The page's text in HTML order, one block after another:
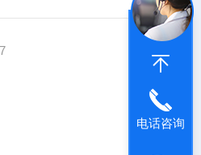
故障保护，可广泛用于
电话咨询